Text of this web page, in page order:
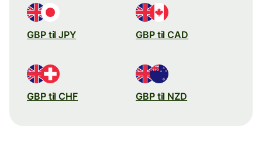
GBP til JPY GBP til CAD
GBP til CHF GBP til NZD